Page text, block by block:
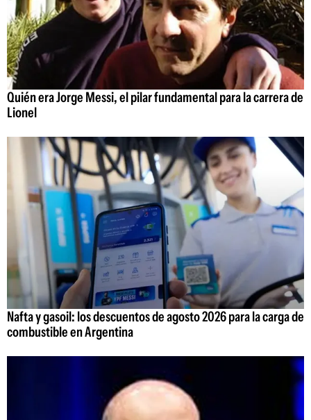
Quién era Jorge Messi, el pilar fundamental para la carrera de
Lionel
Nafta y gasoil: los descuentos de agosto 2026 para la carga de
combustible en Argentina